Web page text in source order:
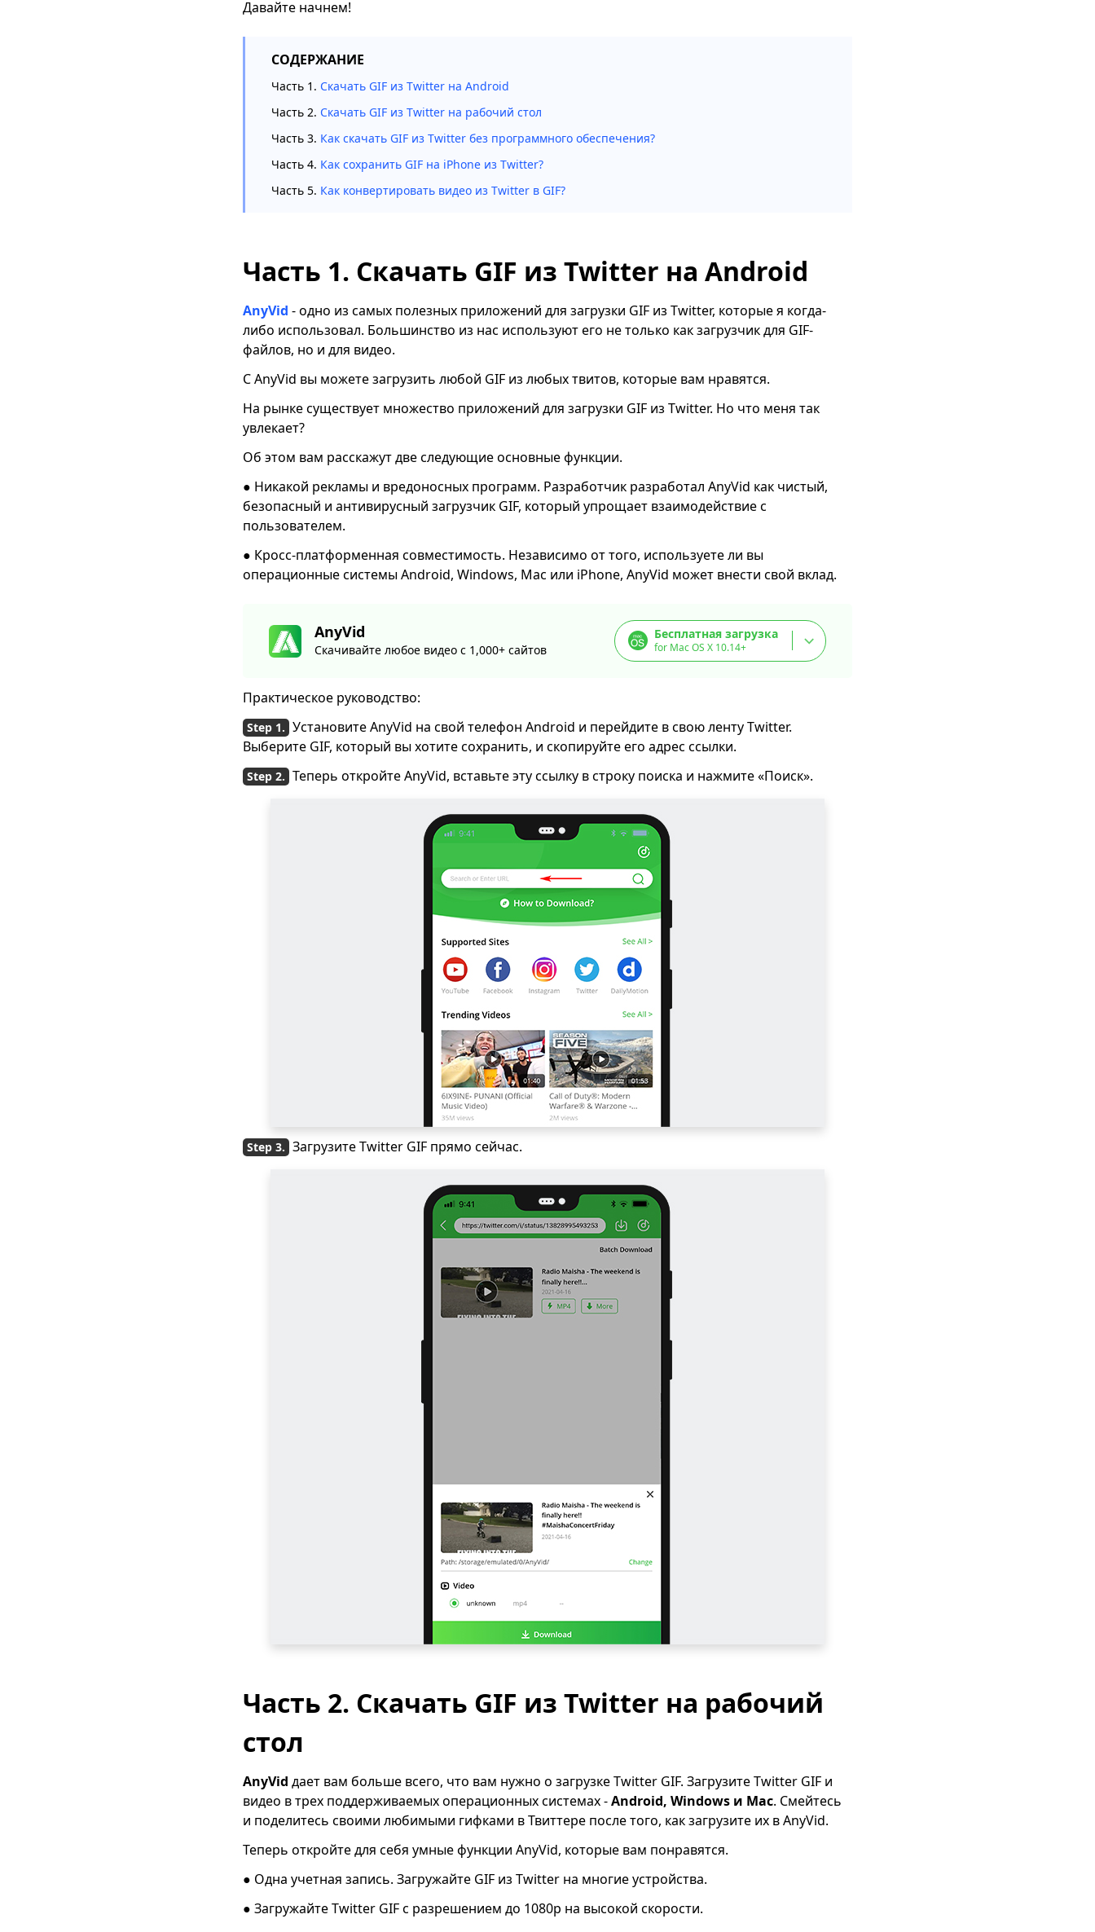
Давайте начнем!
СОДЕРЖАНИЕ
Часть 1. Скачать GIF из Twitter на Android
Часть 2. Скачать GIF из Twitter на рабочий стол
Часть 3. Как скачать GIF из Twitter без программного обеспечения?
Часть 4. Как сохранить GIF на iPhone из Twitter?
Часть 5. Как конвертировать видео из Twitter в GIF?
Часть 1. Скачать GIF из Twitter на Android
AnyVid - одно из самых полезных приложений для загрузки GIF из Twitter, которые я когда-
либо использовал. Большинство из нас используют его не только как загрузчик для GIF-
файлов, но и для видео.
С AnyVid вы можете загрузить любой GIF из любых твитов, которые вам нравятся.
На рынке существует множество приложений для загрузки GIF из Twitter. Но что меня так
увлекает?
Об этом вам расскажут две следующие основные функции.
● Никакой рекламы и вредоносных программ. Разработчик разработал AnyVid как чистый,
безопасный и антивирусный загрузчик GIF, который упрощает взаимодействие с
пользователем.
● Кросс-платформенная совместимость. Независимо от того, используете ли вы
операционные системы Android, Windows, Mac или iPhone, AnyVid может внести свой вклад.
AnyVid
Скачивайте любое видео с 1,000+ сайтов
Бесплатная загрузка
for Mac OS X 10.14+
Практическое руководство:
Установите AnyVid на свой телефон Android и перейдите в свою ленту Twitter.
Выберите GIF, который вы хотите сохранить, и скопируйте его адрес ссылки.
Теперь откройте AnyVid, вставьте эту ссылку в строку поиска и нажмите «Поиск».
Загрузите Twitter GIF прямо сейчас.
Часть 2. Скачать GIF из Twitter на рабочий
стол
AnyVid дает вам больше всего, что вам нужно о загрузке Twitter GIF. Загрузите Twitter GIF и
видео в трех поддерживаемых операционных системах -Android, Windows и Mac. Смейтесь
и поделитесь своими любимыми гифками в Твиттере после того, как загрузите их в AnyVid.
Теперь откройте для себя умные функции AnyVid, которые вам понравятся.
● Одна учетная запись. Загружайте GIF из Twitter на многие устройства.
● Загружайте Twitter GIF с разрешением до 1080p на высокой скорости.